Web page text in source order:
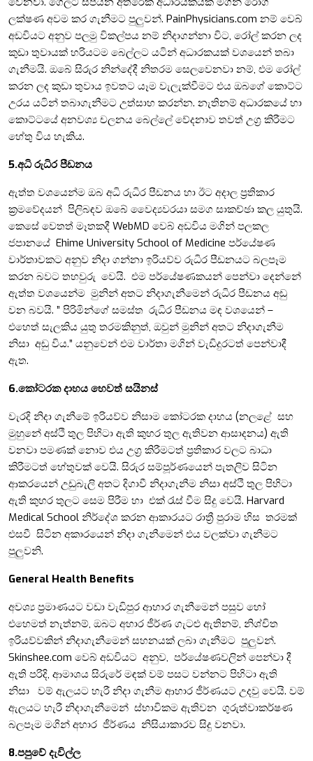
ලක්ෂණ අවම කර ගැනීමට පුලුවන්. PainPhysicians.com නම් වෙබ්
අඩවියට අනුව පලමු විකල්පය නම් නිදාගන්නා විට, රෝල් කරන ලද
කුඩා තුවායක් හරියටම බෙල්ලට යටින් අධාරකයක් වශයෙන් තබා
ගැනීමයි. ඔබේ සිරුර නින්දේදී නිතරම සෙලවෙනවා නම්, එම රෝල්
කරන ලද කුඩා තුවාය ඉවතට යෑම වැලැක්වීමට එය ඔබගේ කොට්ට
උරය යටින් තබාගැනීමට උත්සාහ කරන්න. නැතිනම් අධාරකයේ හා
කොට්ටයේ අනවශ්‍ය චලනය බෙල්ලේ වේදනාව තවත් උග්‍ර කිරීමට
හේතු විය හැකිය.
5.අධි රුධිර පීඩනය
ඇත්ත වශයෙන්ම ඔබ අධි රුධිර පීඩනය හා ඊට අදාල ප්‍රතිකාර
ක්‍රමවේදයන් පිලිබඳව ඔබේ වෛද්‍යවරයා සමග සාකච්ඡා කල යුතුයි.
කෙසේ වෙතත් මෑතකදී WebMD වෙබ් අඩවිය මගින් පලකල
ජපානයේ Ehime University School of Medicine පර්යේෂණ
වාර්තාවකට අනුව නිදා ගන්නා ඉරියව්ව රුධිර පීඩනයට බලපෑම
කරන බවට තහවුරු වෙයි. එම පර්යේෂණකයන් පෙන්වා දෙන්නේ
ඇත්ත වශයෙන්ම මුනින් අතට නිදාගැනීමෙන් රුධිර පීඩනය අඩු
වන බවයි. ” පිරිමින්ගේ සමස්ත රුධිර පීඩනය මඳ වශයෙන් –
එහෙත් සැලකිය යුතු තරමකිනුත්, ඔවුන් මුනින් අතට නිදාගැනීම
නිසා අඩු විය.” යනුවෙන් එම වාර්තා මගින් වැඩිදුරටත් පෙන්වාදී
ඇත.
6.කෝටරක දාහය හෙවත් සයිනස්
වැරදි නිදා ගැනීමේ ඉරියව්ව නිසාම කෝටරක දාහය (නලළේ සහ
මුහුනේ අස්ථි තුල පිහිටා ඇති කුහර තුල ඇතිවන ආසාදනය) ඇති
වනවා පමණක් නොව එය උග්‍ර කිරීමටත් ප්‍රතිකාර වලට බාධා
කිරීමටත් හේතුවක් වෙයි. සිරුර සම්පූර්ණයෙන් පැතලිව සිටින
ආකරයෙන් උඩුබැලි අතට දිගාවී නිදාගැනීම නිසා අස්ථි තුල පිහිටා
ඇති කුහර තුලට සෙම පිරීම හා එක් රැස් වීම සිදු වෙයි. Harvard
Medical School නිර්දේශ කරන ආකාරයට රාත්‍රී පුරාම හිස තරමක්
එසවී සිටින අකාරයෙන් නිදා ගැනීමෙන් එය වලක්වා ගැනීමට
පුලුවනි.
General Health Benefits
අවශ්‍ය ප්‍රමාණයට වඩා වැඩිපුර ආහාර ගැනීමෙන් පසුව හෝ
එහෙමත් නැත්නම්, ඔබට අහාර ජීර්ණ ගැටළු ඇතිනම්, නිශ්චිත
ඉරියව්වකින් නිදාගැනීමෙන් සහනයක් ලබා ගැනීමට පුලුවන්.
Skinshee.com වෙබ් අඩවියට අනුව, පර්යේෂණවලින් පෙන්වා දී
ඇති පරිදි, ආමාශය සිරුරේ මඳක් වම් පසට වන්නට පිහිටා ඇති
නිසා වම් ඇලයට හැරී නිදා ගැනීම ආහාර ජීර්ණයට උදවු වෙයි. වම්
ඇලයට හැරී නිදාගැනීමෙන් ස්භාවිකම ඇතිවන ගුරුත්වාකර්ෂණ
බලපෑම මගින් අහාර ජීර්ණය නිසියාකාරව සිදු වනවා.
8.පපුවේ දැවිල්ල